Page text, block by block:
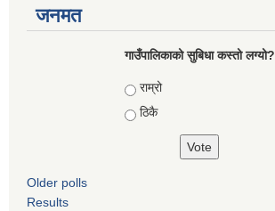
जनमत
गाउँपालिकाको सुबिधा कस्तो लग्यो?
Choices
राम्रो
ठिकै
Older polls
Results